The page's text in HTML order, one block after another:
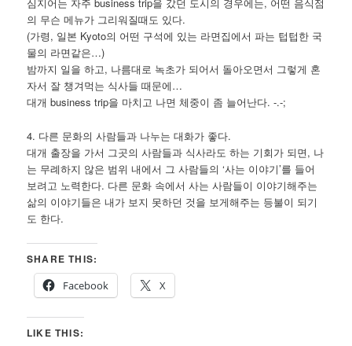
심지어는 자주 business trip을 갔던 도시의 경우에는, 어떤 음식점
의 무슨 메뉴가 그리워질때도 있다.
(가령, 일본 Kyoto의 어떤 구석에 있는 라면집에서 파는 텁텁한 국
물의 라면같은…)
밤까지 일을 하고, 나름대로 녹초가 되어서 돌아오면서 그렇게 혼
자서 잘 챙겨먹는 식사들 때문에…
대개 business trip을 마치고 나면 체중이 좀 늘어난다. -.-;
4. 다른 문화의 사람들과 나누는 대화가 좋다.
대개 출장을 가서 그곳의 사람들과 식사라도 하는 기회가 되면, 나
는 무례하지 않은 범위 내에서 그 사람들의 ‘사는 이야기’를 들어
보려고 노력한다. 다른 문화 속에서 사는 사람들이 이야기해주는
삶의 이야기들은 내가 보지 못하던 것을 보게해주는 등불이 되기
도 한다.
SHARE THIS:
Facebook
X
LIKE THIS: